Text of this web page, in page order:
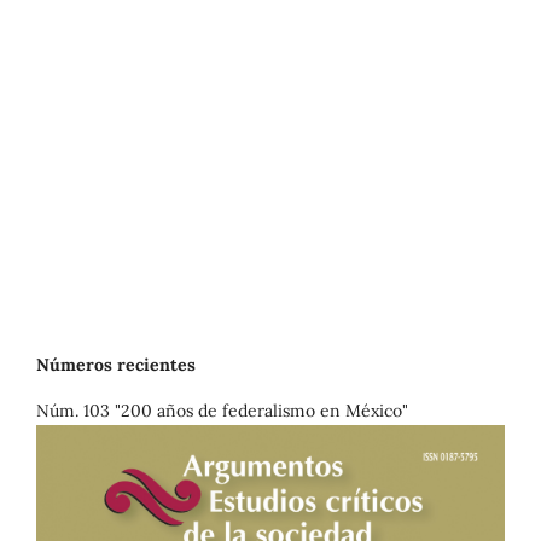
Números recientes
Núm. 103 "200 años de federalismo en México"